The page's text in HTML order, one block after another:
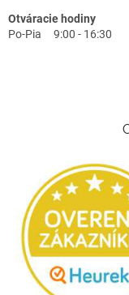
Otváracie hodiny
Po-Pia 9:00 - 16:30